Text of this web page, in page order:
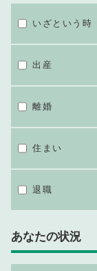
いざという時
出産
離婚
住まい
退職
あなたの状況